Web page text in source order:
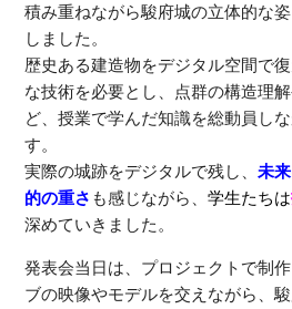
積み重ねながら駿府城の立体的な
しました。
歴史ある建造物をデジタル空間で
な技術を必要とし、点群の構造理
ど、授業で学んだ知識を総動員し
す。
実際の城跡をデジタルで残し、未
的の重さ も感じながら、学生たちは
深めていきました。
発表会当日は、プロジェクトで制
ブの映像やモデルを交えながら、